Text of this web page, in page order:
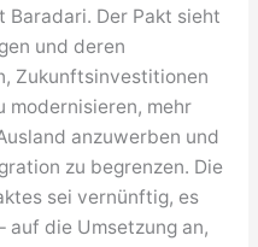
Baradari. Der Pakt sieht
und deren
Zukunftsinvestitionen
modernisieren, mehr
anzuwerben und
zu begrenzen. Die
sei vernünftig, es
auf die Umsetzung an,